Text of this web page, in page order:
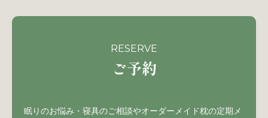
RESERVE
ご予約
眠りのお悩み・寝具のご相談やオーダーメイド枕の定期メ